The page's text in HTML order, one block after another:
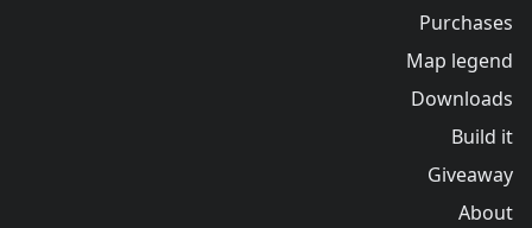
Purchases
Map legend
Downloads
Build it
Giveaway
About